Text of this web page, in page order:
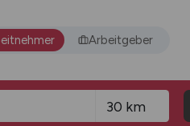
Arbeitgeber